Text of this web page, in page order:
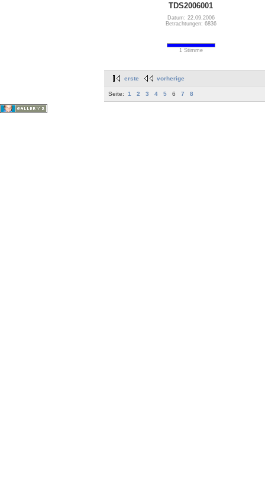
TDS2006001
Datum: 22.09.2006
Betrachtungen: 6836
1 Stimme
erste vorherige
Seite: 1 2 3 4 5 6 7 8